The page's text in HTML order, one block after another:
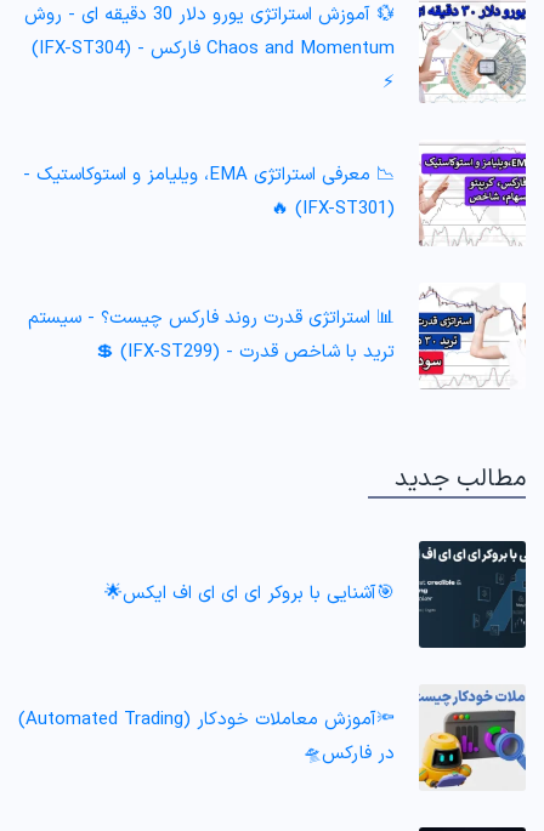
💱 آموزش استراتژی یورو دلار 30 دقیقه ای - روش
Chaos and Momentum فارکس - (IFX-ST304)
⚡️
📉 معرفی استراتژی EMA، ویلیامز و استوکاستیک -
(IFX-ST301) 🔥
📊 استراتژی قدرت روند فارکس چیست؟ - سیستم
ترید با شاخص قدرت - (IFX-ST299) 💲
مطالب جدید
🎯آشنایی با بروکر ای ای ای اف ایکس🌟
🔦آموزش معاملات خودکار (Automated Trading)
در فارکس🛸